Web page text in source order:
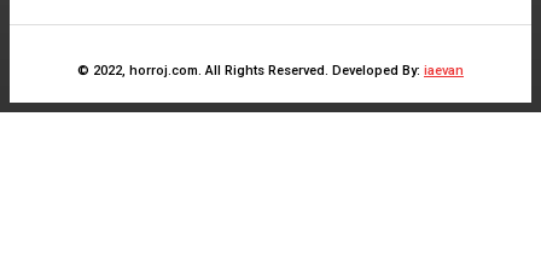
© 2022, horroj.com. All Rights Reserved. Developed By: iaevan